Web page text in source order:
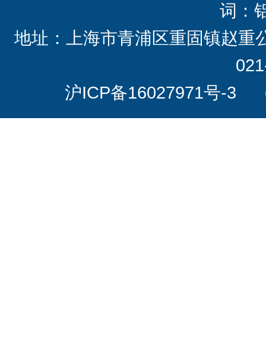
词：
地址：上海市青浦区重固镇赵重
沪ICP备16027971号-3